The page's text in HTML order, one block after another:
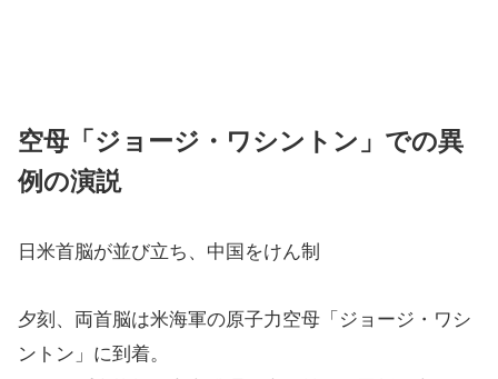
空母「ジョージ・ワシントン」での異
例の演説
日米首脳が並び立ち、中国をけん制
夕刻、両首脳は米海軍の原子力空母「ジョージ・ワシ
ントン」に到着。